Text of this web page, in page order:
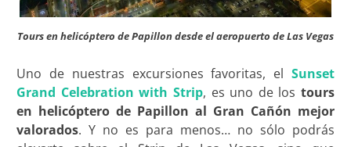
Tours en helicóptero de Papillon desde el aeropuerto de Las Vegas
Uno de nuestras excursiones favoritas, elSunset
Grand Celebration with Strip, es uno de lostours
en helicóptero de Papillon al Gran Cañón mejor
valorados. Y no es para menos… no sólo podrás